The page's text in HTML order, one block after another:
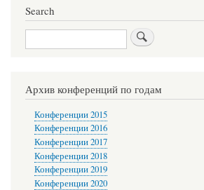
Search
Search
Архив конференций по годам
Конференции 2015
Конференции 2016
Конференции 2017
Конференции 2018
Конференции 2019
Конференции 2020